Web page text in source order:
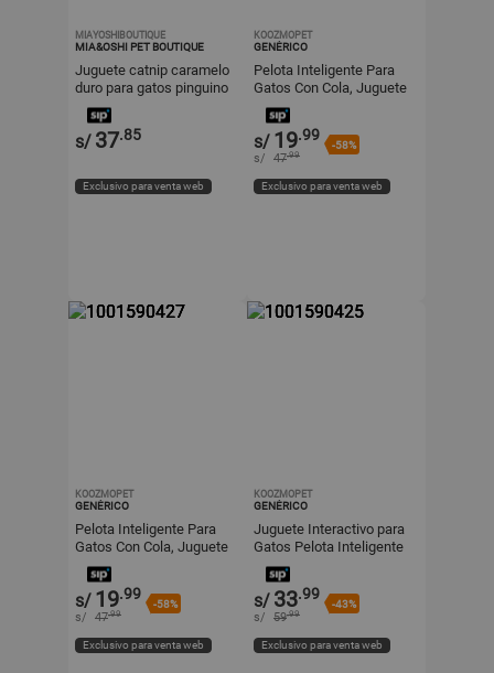
MIAYOSHIBOUTIQUE
MIA&OSHI PET BOUTIQUE
Juguete catnip caramelo
duro para gatos pinguino
turquesa
s/ 37.85
Exclusivo para venta web
KOOZMOPET
GENÉRICO
Pelota Inteligente Para
Gatos Con Cola, Juguete
Interactivo Recargable
Naranja
s/ 19.99
-58%
s/ 47.99
Exclusivo para venta web
KOOZMOPET
GENÉRICO
Pelota Inteligente Para
Gatos Con Cola, Juguete
Interactivo Recargable
Azul
s/ 19.99
-58%
s/ 47.99
Exclusivo para venta web
KOOZMOPET
GENÉRICO
Juguete Interactivo para
Gatos Pelota Inteligente
con Cola Recargable
Naranja
s/ 33.99
-43%
s/ 59.99
Exclusivo para venta web